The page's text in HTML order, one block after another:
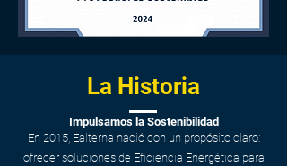
La Historia
Impulsamos la Sostenibilidad
En 2015, Ealterna nació con un propósito claro:
ofrecer soluciones de Eficiencia Energética para